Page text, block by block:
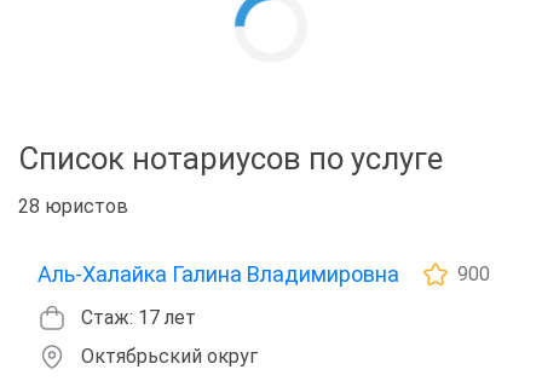
Список нотариусов по услуге
28 юристов
Аль-Халайка Галина Владимировна
900
Стаж: 17 лет
Октябрьский округ